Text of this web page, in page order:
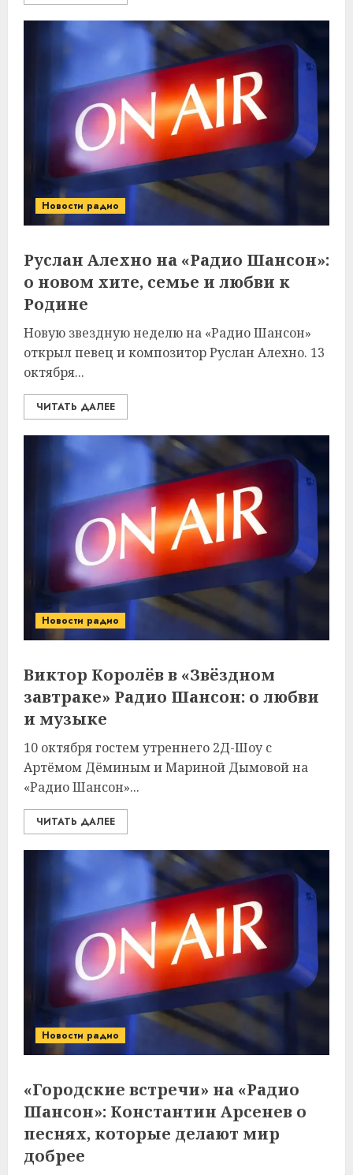
Новости радио
Руслан Алехно на «Радио Шансон»:
о новом хите, семье и любви к
Родине
Новую звездную неделю на «Радио Шансон»
открыл певец и композитор Руслан Алехно. 13
октября...
ЧИТАТЬ ДАЛЕЕ
Новости радио
Виктор Королёв в «Звёздном
завтраке» Радио Шансон: о любви
и музыке
10 октября гостем утреннего 2Д-Шоу с
Артёмом Дёминым и Мариной Дымовой на
«Радио Шансон»...
ЧИТАТЬ ДАЛЕЕ
Новости радио
«Городские встречи» на «Радио
Шансон»: Константин Арсенев о
песнях, которые делают мир
добрее